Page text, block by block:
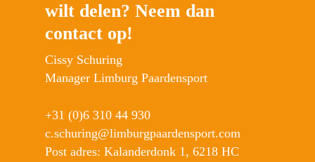
wilt delen? Neem dan
contact op!
Cissy Schuring
Manager Limburg Paardensport
+31 (0)6 310 44 930
c.schuring@limburgpaardensport.com
Post adres: Kalanderdonk 1, 6218 HC